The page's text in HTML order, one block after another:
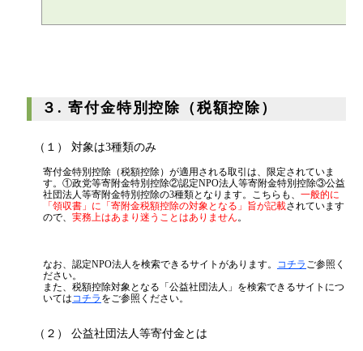
３. 寄付金特別控除（税額控除）
（１） 対象は3種類のみ
寄付金特別控除（税額控除）が適用される取引は、限定されていま
す。①政党等寄附金特別控除②認定NPO法人等寄附金特別控除③公益
社団法人等寄附金特別控除の3種類となります。こちらも、 一般的に
「領収書」に「寄附金税額控除の対象となる」旨が記載されています
ので、 実務上はあまり迷うことはありません 。
なお、認定NPO法人を検索できるサイトがあります。 コチラ ご参照く
ださい。
また、税額控除対象となる「公益社団法人」を検索できるサイトにつ
いては コチラ をご参照ください。
（２） 公益社団法人等寄付金とは